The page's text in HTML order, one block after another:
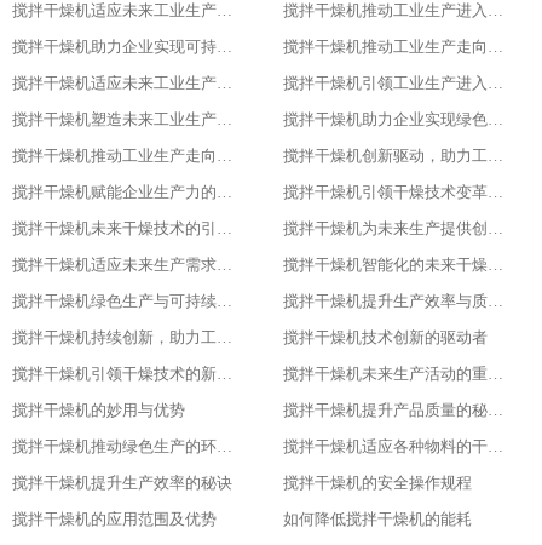
搅拌干燥机适应未来工业生产需求的必备设备
搅拌干燥机推动工业生产进入高效、绿色、智能新时代
搅拌干燥机助力企业实现可持续发展目标
搅拌干燥机推动工业生产走向智能化、绿色化、高效化
搅拌干燥机适应未来工业生产需求的创新设备
搅拌干燥机引领工业生产进入新时代
搅拌干燥机塑造未来工业生产的新格局
搅拌干燥机助力企业实现绿色、智能、高效生产
搅拌干燥机推动工业生产走向智能化与可持续发展的关键
搅拌干燥机创新驱动，助力工业生产绿色转型
搅拌干燥机赋能企业生产力的关键设备
搅拌干燥机引领干燥技术变革的先锋
搅拌干燥机未来干燥技术的引领者
搅拌干燥机为未来生产提供创新解决方案
搅拌干燥机适应未来生产需求的关键设备
搅拌干燥机智能化的未来干燥解决方案
搅拌干燥机绿色生产与可持续发展的助力者
搅拌干燥机提升生产效率与质量的关键设备
搅拌干燥机持续创新，助力工业4.0
搅拌干燥机技术创新的驱动者
搅拌干燥机引领干燥技术的新潮流
搅拌干燥机未来生产活动的重要伙伴
搅拌干燥机的妙用与优势
搅拌干燥机提升产品质量的秘密武器
搅拌干燥机推动绿色生产的环保选择
搅拌干燥机适应各种物料的干燥利器
搅拌干燥机提升生产效率的秘诀
搅拌干燥机的安全操作规程
搅拌干燥机的应用范围及优势
如何降低搅拌干燥机的能耗